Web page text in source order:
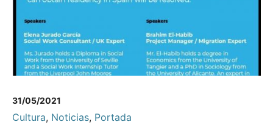
31/05/2021
Cultura, Noticias, Portada